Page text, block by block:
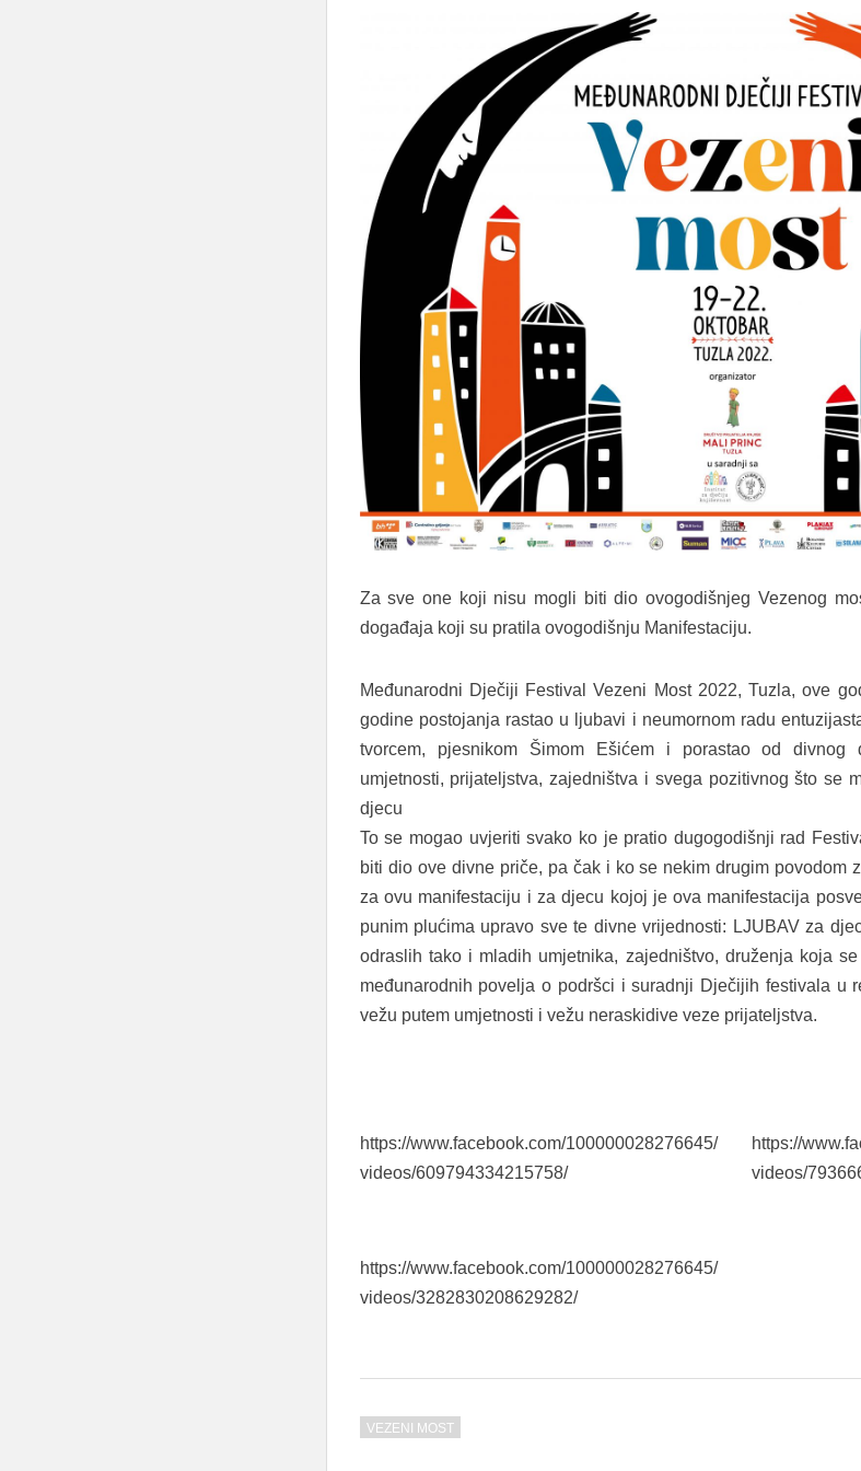
Za sve one koji nisu mogli biti dio ovogodišnjeg Vezenog
događaja koji su pratila ovogodišnju Manifestaciju.
Međunarodni Dječiji Festival Vezeni Most 2022, Tuzla, ove
godine postojanja rastao u ljubavi i neumornom radu
tvorcem, pjesnikom Šimom Ešićem i porastao od divnog
umjetnosti, prijateljstva, zajedništva i svega pozitivnog što se
djecu
To se mogao uvjeriti svako ko je pratio dugogodišnji rad
biti dio ove divne priče, pa čak i ko se nekim drugim povodom
za ovu manifestaciju i za djecu kojoj je ova manifestacija
punim plućima upravo sve te divne vrijednosti: LJUBAV za
odraslih tako i mladih umjetnika, zajedništvo, druženja koja
međunarodnih povelja o podršci i suradnji Dječijih festivala u
vežu putem umjetnosti i vežu neraskidive veze prijateljstva.
https://www.facebook.com/100000028276645/
videos/609794334215758/
https://www.facebook.com/100000028276645/
videos/3282830208629282/
https://
videos/
VEZENI MOST